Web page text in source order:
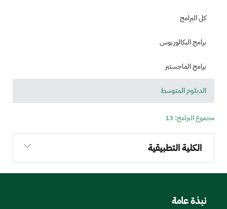
كل البرامج
برامج البكالوريوس
برامج الماجستير
الدبلوم المتوسط
مجموع البرامج: 13
الكلية التطبيقية
نبذة عامة